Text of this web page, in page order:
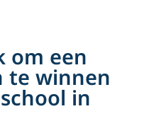
om een
te winnen
in